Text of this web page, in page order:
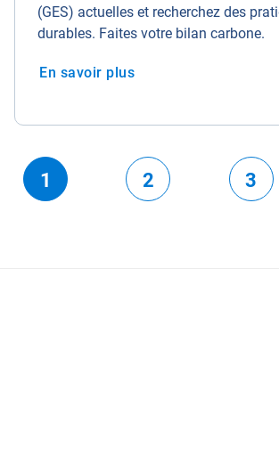
1 2 3
(GES) actuelles et recherchez des
durables. Faites votre bilan carbone.
En savoir plus